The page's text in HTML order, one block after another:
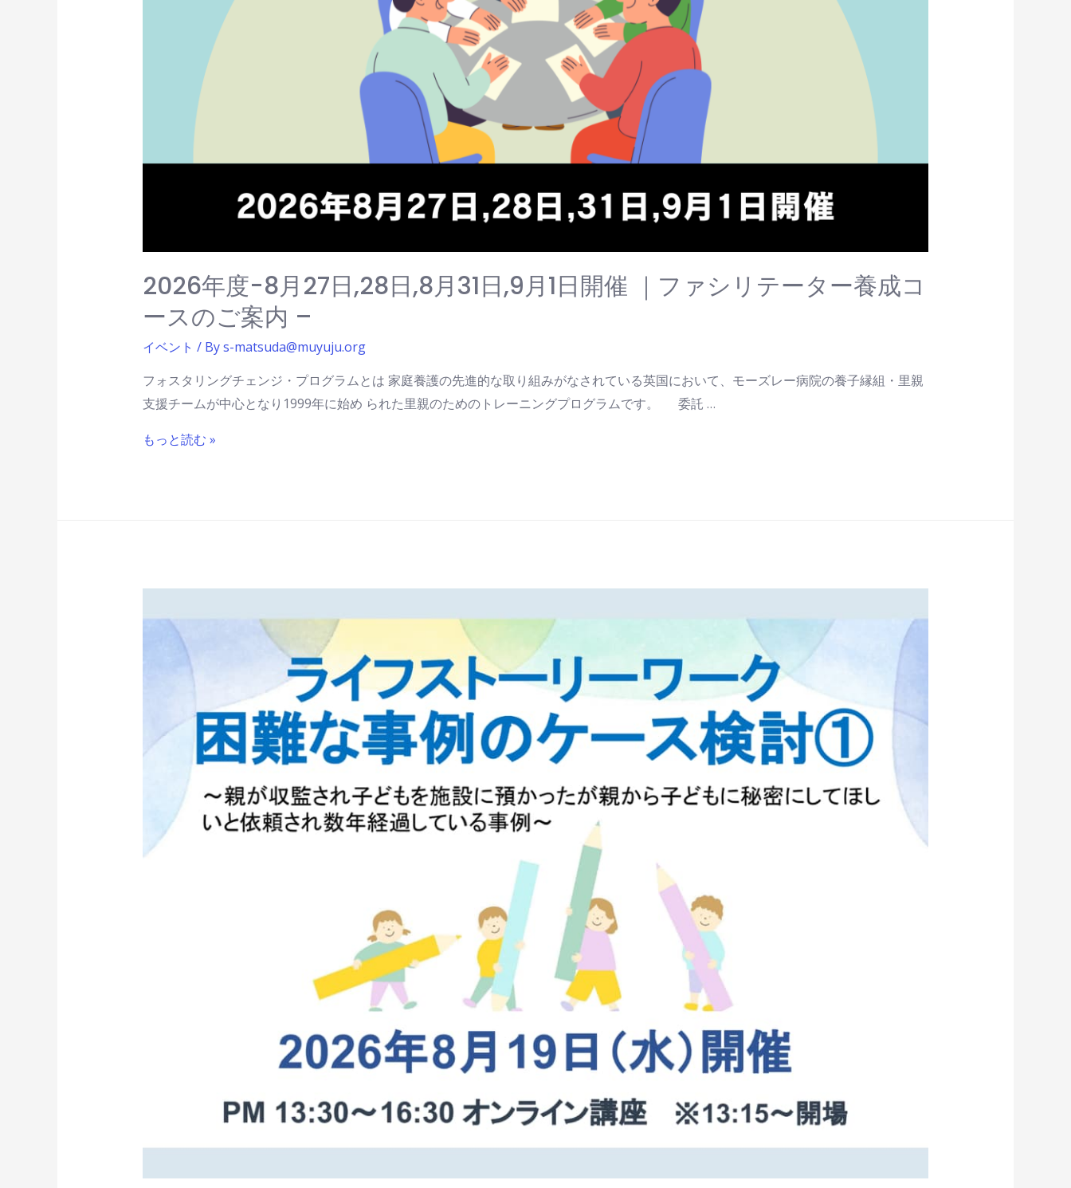
2026年度-8月27日,28日,8月31日,9月1日開催 ｜ファシリテーター養成コ
ースのご案内 –
イベント / Bys-matsuda@muyuju.org
フォスタリングチェンジ・プログラムとは 家庭養護の先進的な取り組みがなされている英国において、モーズレー病院の養子縁組・里親
支援チームが中心となり1999年に始め られた里親のためのトレーニングプログラムです。 委託 …
もっと読む »